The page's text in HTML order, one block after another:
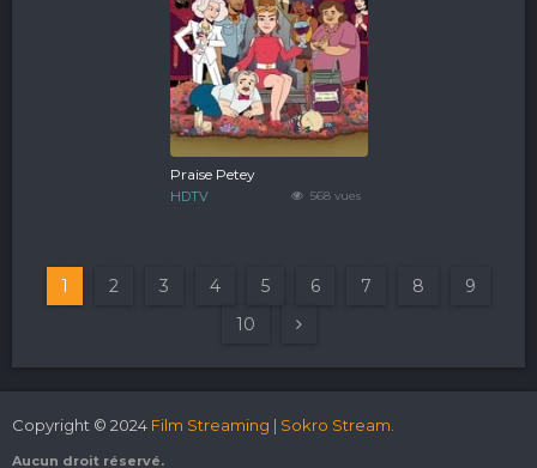
568 vues
Praise Petey
HDTV
1 2 3 4 5 6 7 8
9
10
Copyright © 2024 Film Streaming | Sokro Stream.
Aucun droit réservé.